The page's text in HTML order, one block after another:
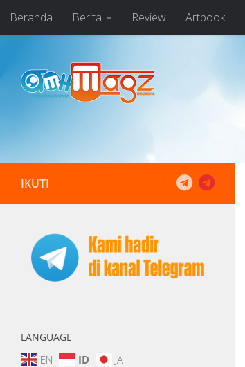
Skip to content
Beranda Berita Review Artbook
IKUTI
LANGUAGE
EN ID JA